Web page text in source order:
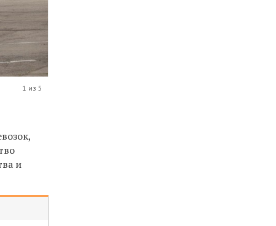
1 из 5
и